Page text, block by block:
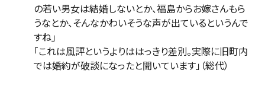
の若い男女は結婚しないとか、福島からお嫁さんもら
うなとか、そんなかわいそうな声が出ているというんで
すね」
「これは風評というよりははっきり差別。実際に旧町内
では婚約が破談になったと聞いています」（総代）